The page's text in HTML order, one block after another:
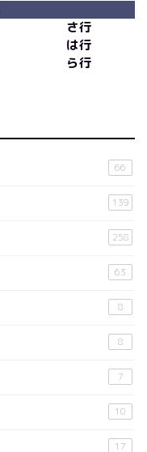
さ行
は行
ら行
66
139
258
63
8
8
7
10
17